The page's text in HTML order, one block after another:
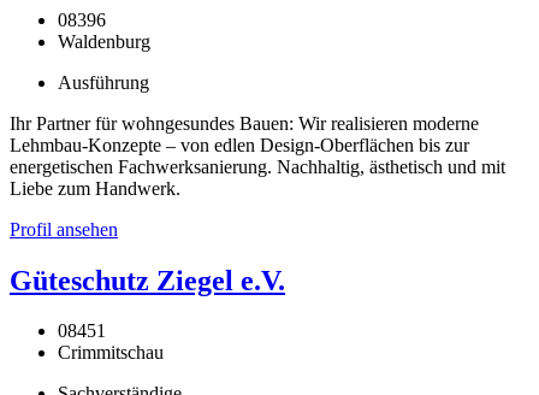
08396
Waldenburg
Ausführung
Ihr Partner für wohngesundes Bauen: Wir realisieren moderne
Lehmbau-Konzepte – von edlen Design-Oberflächen bis zur
energetischen Fachwerksanierung. Nachhaltig, ästhetisch und mit
Liebe zum Handwerk.
Profil ansehen
Güteschutz Ziegel e.V.
08451
Crimmitschau